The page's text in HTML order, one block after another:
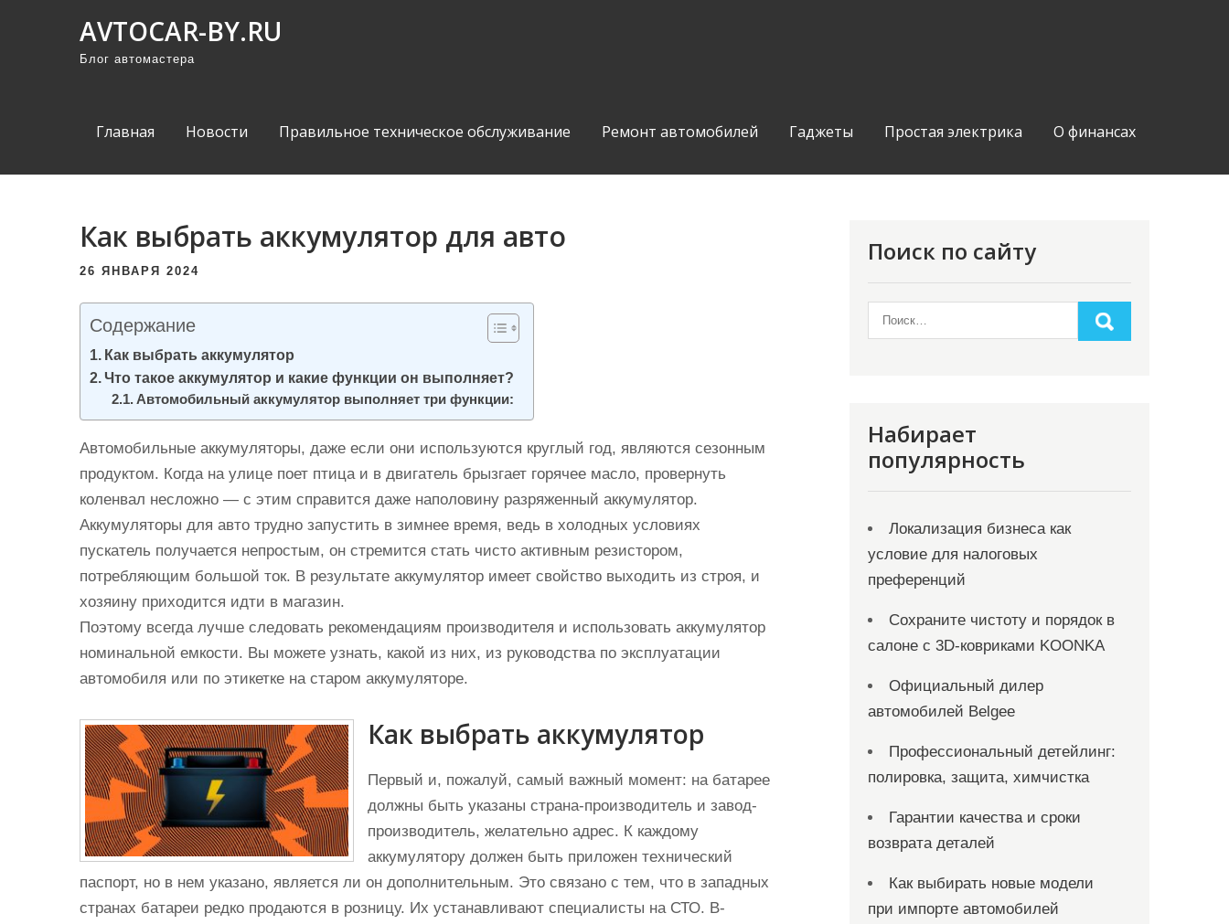
AVTOCAR-BY.RU
Блог автомастера
Главная Новости Правильное техническое обслуживание Ремонт автомобилей Гаджеты Простая электрика О финансах
Как выбрать аккумулятор для авто
26 ЯНВАРЯ 2024
Содержание
Как выбрать аккумулятор
Что такое аккумулятор и какие функции он выполняет?
Автомобильный аккумулятор выполняет три функции:
Автомобильные аккумуляторы, даже если они используются круглый год, являются сезонным
продуктом. Когда на улице поет птица и в двигатель брызгает горячее масло, провернуть
коленвал несложно — с этим справится даже наполовину разряженный аккумулятор.
Аккумуляторы для авто трудно запустить в зимнее время, ведь в холодных условиях
пускатель получается непростым, он стремится стать чисто активным резистором,
потребляющим большой ток. В результате аккумулятор имеет свойство выходить из строя, и
хозяину приходится идти в магазин.
Поэтому всегда лучше следовать рекомендациям производителя и использовать аккумулятор
номинальной емкости. Вы можете узнать, какой из них, из руководства по эксплуатации
автомобиля или по этикетке на старом аккумуляторе.
Как выбрать аккумулятор
Первый и, пожалуй, самый важный момент: на батарее
должны быть указаны страна-производитель и завод-
производитель, желательно адрес. К каждому
аккумулятору должен быть приложен технический
паспорт, но в нем указано, является ли он дополнительным. Это связано с тем, что в западных
странах батареи редко продаются в розницу. Их устанавливают специалисты на СТО. В-
Поиск по сайту
Набирает
популярность
Локализация бизнеса как
условие для налоговых
преференций
Сохраните чистоту и порядок в
салоне с 3D-ковриками KOONKA
Официальный дилер
автомобилей Belgee
Профессиональный детейлинг:
полировка, защита, химчистка
Гарантии качества и сроки
возврата деталей
Как выбирать новые модели
при импорте автомобилей